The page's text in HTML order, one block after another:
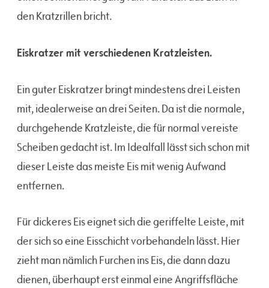
den Kratzrillen bricht.
Eiskratzer mit verschiedenen Kratzleisten.
Ein guter Eiskratzer bringt mindestens drei Leisten
mit, idealerweise an drei Seiten. Da ist die normale,
durchgehende Kratzleiste, die für normal vereiste
Scheiben gedacht ist. Im Idealfall lässt sich schon mit
dieser Leiste das meiste Eis mit wenig Aufwand
entfernen.
Für dickeres Eis eignet sich die geriffelte Leiste, mit
der sich so eine Eisschicht vorbehandeln lässt. Hier
zieht man nämlich Furchen ins Eis, die dann dazu
dienen, überhaupt erst einmal eine Angriffsfläche